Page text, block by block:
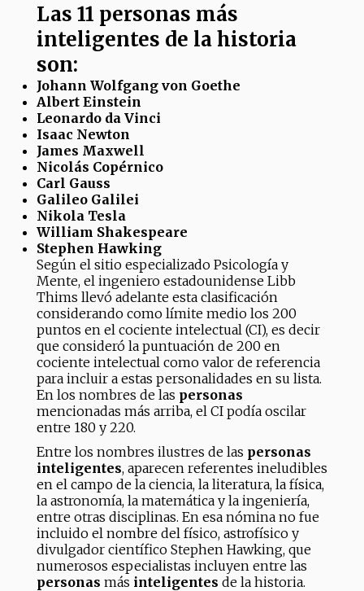
Las 11 personas más
inteligentes de la historia
son:
Johann Wolfgang von Goethe
Albert Einstein
Leonardo da Vinci
Isaac Newton
James Maxwell
Nicolás Copérnico
Carl Gauss
Galileo Galilei
Nikola Tesla
William Shakespeare
Stephen Hawking
Según el sitio especializado Psicología y
Mente, el ingeniero estadounidense Libb
Thims llevó adelante esta clasificación
considerando como límite medio los 200
puntos en el cociente intelectual (CI), es decir
que consideró la puntuación de 200 en
cociente intelectual como valor de referencia
para incluir a estas personalidades en su lista.
En los nombres de las personas
mencionadas más arriba, el CI podía oscilar
entre 180 y 220.
Entre los nombres ilustres de las personas
inteligentes, aparecen referentes ineludibles
en el campo de la ciencia, la literatura, la física,
la astronomía, la matemática y la ingeniería,
entre otras disciplinas. En esa nómina no fue
incluido el nombre del físico, astrofísico y
divulgador científico Stephen Hawking, que
numerosos especialistas incluyen entre las
personas más inteligentes de la historia.